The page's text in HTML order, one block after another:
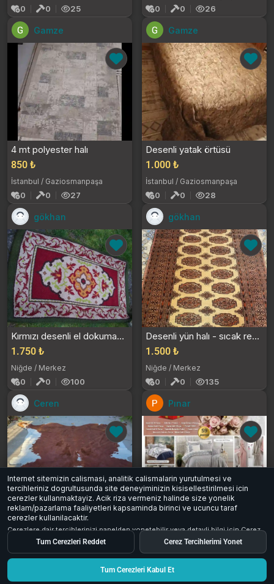
0 0 25 0 0 26
Gamze
4 mt polyester halı
850 ₺
İstanbul / Gaziosmanpaşa
0 0 27
Gamze
Desenli yatak örtüsü
1.000 ₺
İstanbul / Gaziosmanpaşa
0 0 28
gökhan
Kırmızı desenli el dokuması halı
1.750 ₺
Niğde / Merkez
0 0 100
gökhan
Desenli yün halı - sıcak renkler
1.500 ₺
Niğde / Merkez
0 0 135
Ceren
Kahverengi beyaz deri halı
6.500 ₺
Adıyaman
Pınar
19.500 ₺
Tüm Türkiye
1
Internet sitemizin calismasi, analitik calismalarin yurutulmesi ve
tercihleriniz dogrultusunda site deneyiminizin kisisellestirilmesi icin
cerezler kullanmaktayiz. Acik riza vermeniz halinde size yonelik
reklam/pazarlama faaliyetleri kapsaminda birinci ve ucuncu taraf
cerezler kullanilacaktir.
Cerezlere dair tercihlerinizi panelden yonetebilir veya detayli bilgi icinCerez
Aydinlatma Metniinceleyebilirsiniz.
Tum Cerezleri Reddet Cerez Tercihlerimi Yonet
Tum Cerezleri Kabul Et